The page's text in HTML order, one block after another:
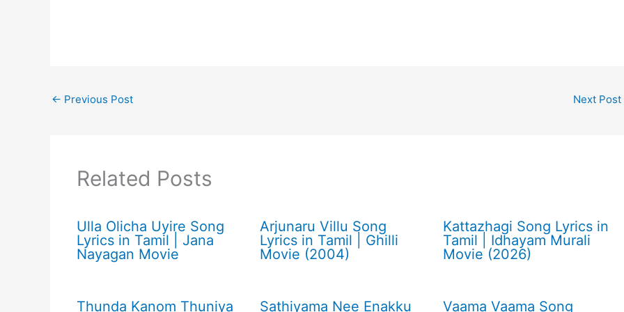
← Previous Post Next Post
Related Posts
Ulla Olicha Uyire Song
Lyrics in Tamil | Jana
Nayagan Movie
Arjunaru Villu Song
Lyrics in Tamil | Ghilli
Movie (2004)
Kattazhagi Song Lyrics in
Tamil | Idhayam Murali
Movie (2026)
Thunda Kanom Thuniya
Sathiyama Nee Enakku
Vaama Vaama Song